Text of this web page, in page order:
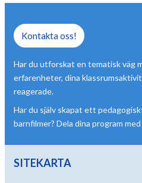
Kontakta oss!
Har du utforskat en tematisk väg
erfarenheter, dina
reagerade.
Har du själv skapat ett
barnfilmer? Dela dina program med
SITEKARTA